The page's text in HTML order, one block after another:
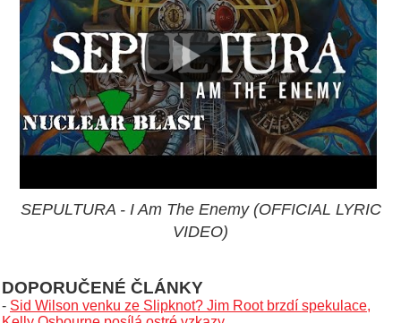
SEPULTURA - I Am The Enemy (OFFICIAL LYRIC
VIDEO)
DOPORUČENÉ ČLÁNKY
- Sid Wilson venku ze Slipknot? Jim Root brzdí spekulace,